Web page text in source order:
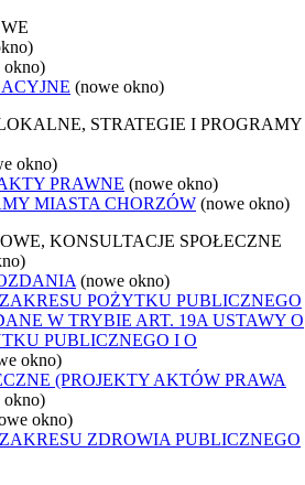
okno)
(nowe okno)
STRATEGIE I PROGRAMY
okno)
PRAWNE (nowe okno)
MIASTA CHORZÓW (nowe okno)
KONSULTACJE SPOŁECZNE
(nowe okno)
POŻYTKU PUBLICZNEGO
W TRYBIE ART. 19A USTAWY O
PUBLICZNEGO I O
okno)
(PROJEKTY AKTÓW PRAWA
okno)
okno)
ZDROWIA PUBLICZNEGO